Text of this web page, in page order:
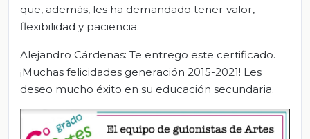
que, además, les ha demandado tener valor,
flexibilidad y paciencia.
Alejandro Cárdenas: Te entrego este certificado.
¡Muchas felicidades generación 2015-2021! Les
deseo mucho éxito en su educación secundaria.